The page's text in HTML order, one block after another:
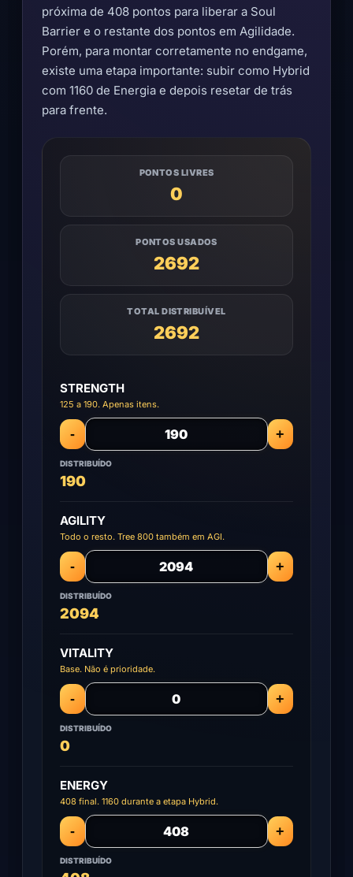
próxima de 408 pontos para liberar a Soul
Barrier e o restante dos pontos em Agilidade.
Porém, para montar corretamente no endgame,
existe uma etapa importante: subir como Hybrid
com 1160 de Energia e depois resetar de trás
para frente.
PONTOS LIVRES
0
PONTOS USADOS
2692
TOTAL DISTRIBUÍVEL
2692
STRENGTH
125 a 190. Apenas itens.
- +
DISTRIBUÍDO
190
AGILITY
Todo o resto. Tree 800 também em AGI.
- +
DISTRIBUÍDO
2094
VITALITY
Base. Não é prioridade.
- +
DISTRIBUÍDO
0
ENERGY
408 final. 1160 durante a etapa Hybrid.
- +
DISTRIBUÍDO